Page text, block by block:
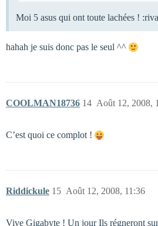
Moi 5 asus qui ont toute lachées !
hahah je suis donc pas le seul ^^
COOLMAN18736 Août 12, 2008,
14
C’est quoi ce complot !
Riddickule Août 12, 2008, 11:36
15
Vive Gigabyte ! Un jour Ils régneront